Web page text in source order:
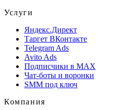
Услуги
Яндекс.Директ
Таргет ВКонтакте
Telegram Ads
Avito Ads
Подписчики в MAX
Чат-боты и воронки
SMM под ключ
Компания